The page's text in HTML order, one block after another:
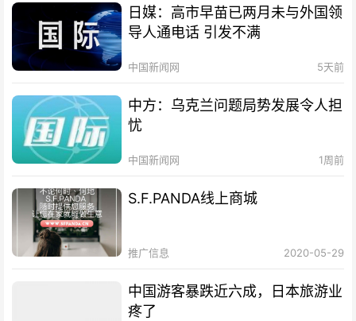
日媒：高市早苗已两月未与外国领
导人通电话 引发不满
中国新闻网 5天前
中方：乌克兰问题局势发展令人担
忧
中国新闻网 1周前
S.F.PANDA线上商城
推广信息 2020-05-29
中国游客暴跌近六成，日本旅游业
疼了